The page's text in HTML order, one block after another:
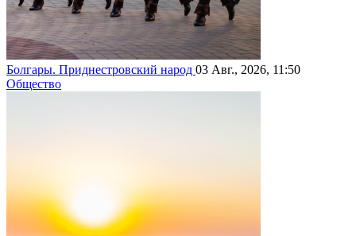
Болгары. Приднестровский народ 03 Авг., 2026, 11:50
Общество